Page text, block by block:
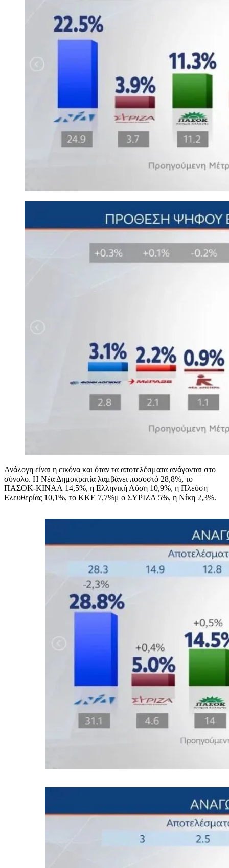
Ανάλογη είναι η εικόνα και όταν τα αποτελέσματα ανάγονται στο
σύνολο. Η Νέα Δημοκρατία λαμβάνει ποσοστό 28,8%, το
ΠΑΣΟΚ-ΚΙΝΑΛ 14,5%, η Ελληνική Λύση 10,9%, η Πλεύση
Ελευθερίας 10,1%, το ΚΚΕ 7,7%μ ο ΣΥΡΙΖΑ 5%, η Νίκη 2,3%.